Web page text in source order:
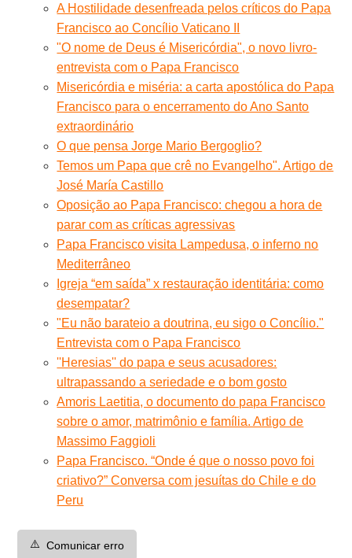
A Hostilidade desenfreada pelos críticos do Papa
Francisco ao Concílio Vaticano II
"O nome de Deus é Misericórdia", o novo livro-
entrevista com o Papa Francisco
Misericórdia e miséria: a carta apostólica do Papa
Francisco para o encerramento do Ano Santo
extraordinário
O que pensa Jorge Mario Bergoglio?
Temos um Papa que crê no Evangelho". Artigo de
José María Castillo
Oposição ao Papa Francisco: chegou a hora de
parar com as críticas agressivas
Papa Francisco visita Lampedusa, o inferno no
Mediterrâneo
Igreja “em saída” x restauração identitária: como
desempatar?
"Eu não barateio a doutrina, eu sigo o Concílio."
Entrevista com o Papa Francisco
''Heresias'' do papa e seus acusadores:
ultrapassando a seriedade e o bom gosto
Amoris Laetitia, o documento do papa Francisco
sobre o amor, matrimônio e família. Artigo de
Massimo Faggioli
Papa Francisco. “Onde é que o nosso povo foi
criativo?” Conversa com jesuítas do Chile e do
Peru
⚠️ Comunicar erro